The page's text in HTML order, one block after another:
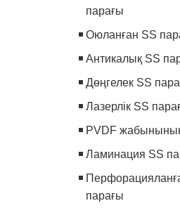
парағы
Оюланған SS
Антикалық SS
Дөңгелек SS
Лазерлік SS
PVDF
Ламинация SS
парағы